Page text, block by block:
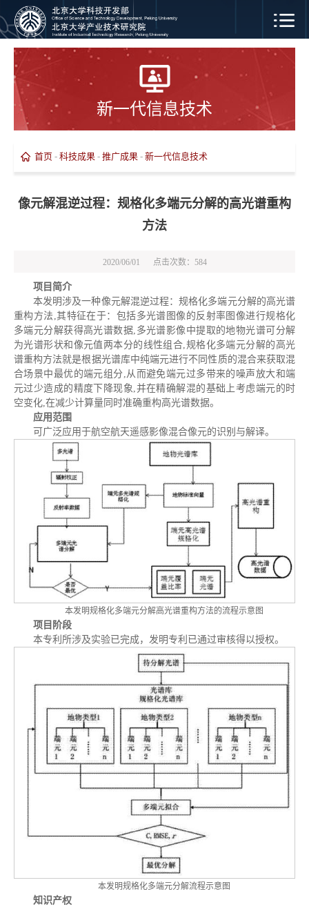
新一代信息技术
首页 - 科技成果 - 推广成果 - 新一代信息技术
像元解混逆过程：规格化多端元分解的高光谱重构
方法
2020/06/01 点击次数： 584
项目简介
本发明涉及一种像元解混逆过程：规格化多端元分解的高光谱
重构方法,其特征在于：包括多光谱图像的反射率图像进行规格化
多端元分解获得高光谱数据,多光谱影像中提取的地物光谱可分解
为光谱形状和像元值两本分的线性组合,规格化多端元分解的高光
谱重构方法就是根据光谱库中纯端元进行不同性质的混合来获取混
合场景中最优的端元组分,从而避免端元过多带来的噪声放大和端
元过少造成的精度下降现象,并在精确解混的基础上考虑端元的时
空变化,在减少计算量同时准确重构高光谱数据。
应用范围
可广泛应用于航空航天遥感影像混合像元的识别与解译。
本发明规格化多端元分解高光谱重构方法的流程示意图
项目阶段
本专利所涉及实验已完成，发明专利已通过审核得以授权。
本发明规格化多端元分解流程示意图
知识产权